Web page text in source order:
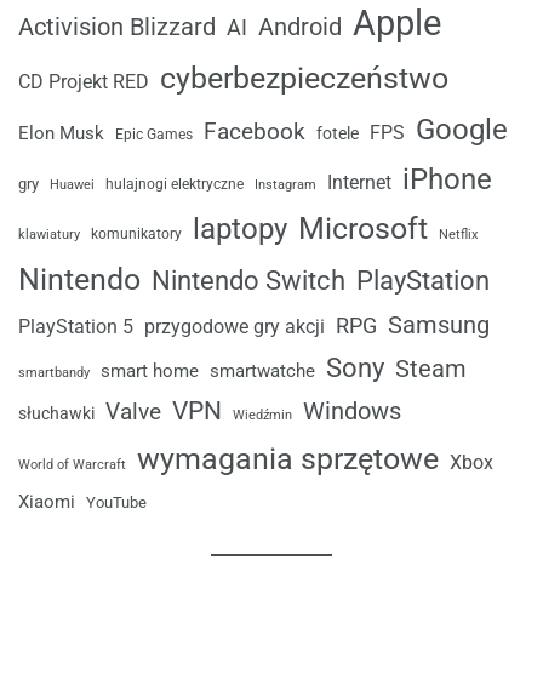
Activision Blizzard AI Android Apple
CD Projekt RED cyberbezpieczeństwo
Elon Musk Epic Games Facebook fotele FPS Google
gry Huawei hulajnogi elektryczne Instagram Internet iPhone
klawiatury komunikatory laptopy Microsoft Netflix
Nintendo Nintendo Switch PlayStation
PlayStation 5 przygodowe gry akcji RPG Samsung
smartbandy smart home smartwatche Sony Steam
słuchawki Valve VPN Wiedźmin Windows
World of Warcraft wymagania sprzętowe Xbox
Xiaomi YouTube